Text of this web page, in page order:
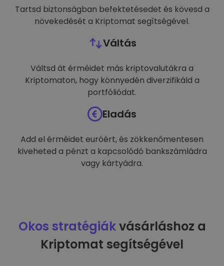
Tartsd biztonságban befektetésedet és kövesd a
növekedését a Kriptomat segítségével.
Váltás
Váltsd át érméidet más kriptovalutákra a
Kriptomaton, hogy könnyedén diverzifikáld a
portfóliódat.
Eladás
Add el érméidet euróért, és zökkenőmentesen
kiveheted a pénzt a kapcsolódó bankszámládra
vagy kártyádra.
Okos stratégiákvásárláshoz a
Kriptomat segítségével
FUNKCIONALITÁS